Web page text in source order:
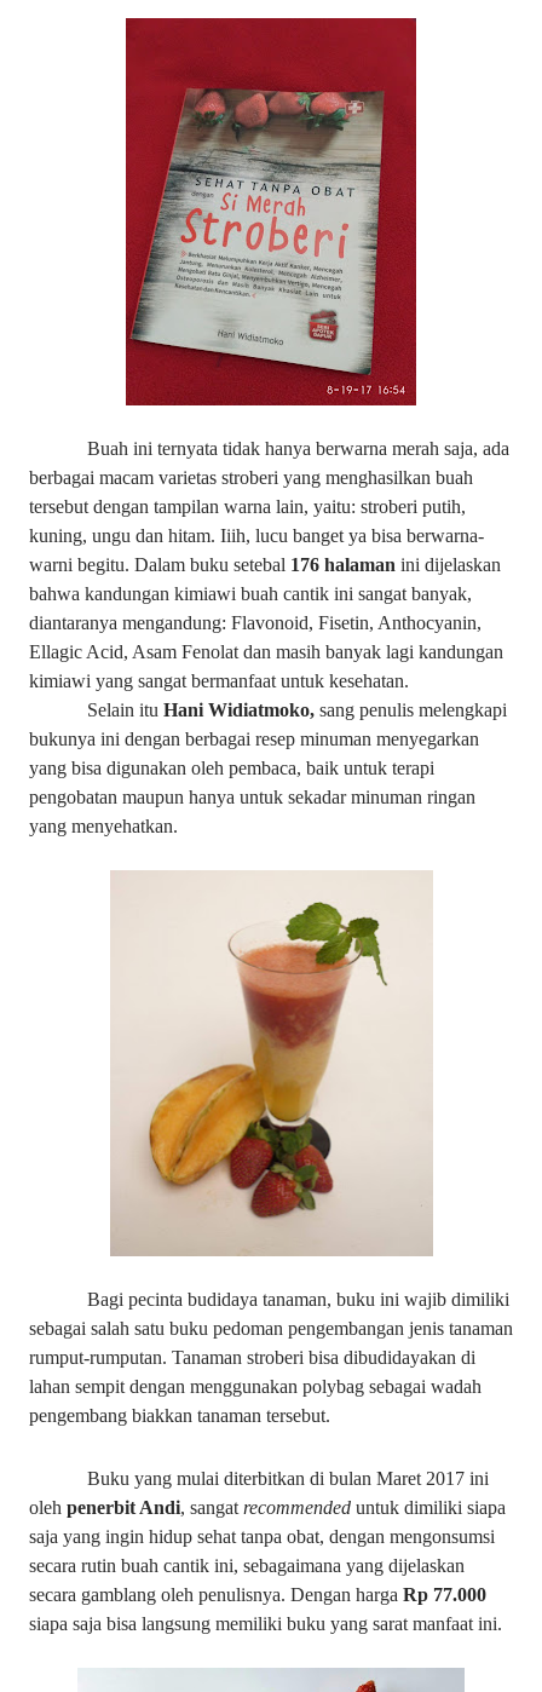
Buah ini ternyata tidak hanya berwarna merah saja, ada
berbagai macam varietas stroberi yang menghasilkan buah
tersebut dengan tampilan warna lain, yaitu: stroberi putih,
kuning, ungu dan hitam. Iiih, lucu banget ya bisa berwarna-
warni begitu. Dalam buku setebal 176 halaman ini dijelaskan
bahwa kandungan kimiawi buah cantik ini sangat banyak,
diantaranya mengandung: Flavonoid, Fisetin, Anthocyanin,
Ellagic Acid, Asam Fenolat dan masih banyak lagi kandungan
kimiawi yang sangat bermanfaat untuk kesehatan.
Selain itu Hani Widiatmoko, sang penulis melengkapi
bukunya ini dengan berbagai resep minuman menyegarkan
yang bisa digunakan oleh pembaca, baik untuk terapi
pengobatan maupun hanya untuk sekadar minuman ringan
yang menyehatkan.
Bagi pecinta budidaya tanaman, buku ini wajib dimiliki
sebagai salah satu buku pedoman pengembangan jenis tanaman
rumput-rumputan. Tanaman stroberi bisa dibudidayakan di
lahan sempit dengan menggunakan polybag sebagai wadah
pengembang biakkan tanaman tersebut.
Buku yang mulai diterbitkan di bulan Maret 2017 ini
oleh penerbit Andi, sangat recommended untuk dimiliki siapa
saja yang ingin hidup sehat tanpa obat, dengan mengonsumsi
secara rutin buah cantik ini, sebagaimana yang dijelaskan
secara gamblang oleh penulisnya. Dengan harga Rp 77.000
siapa saja bisa langsung memiliki buku yang sarat manfaat ini.